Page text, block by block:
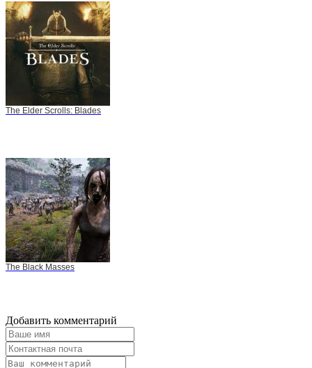
The Elder Scrolls: Blades
The Black Masses
Добавить комментарий